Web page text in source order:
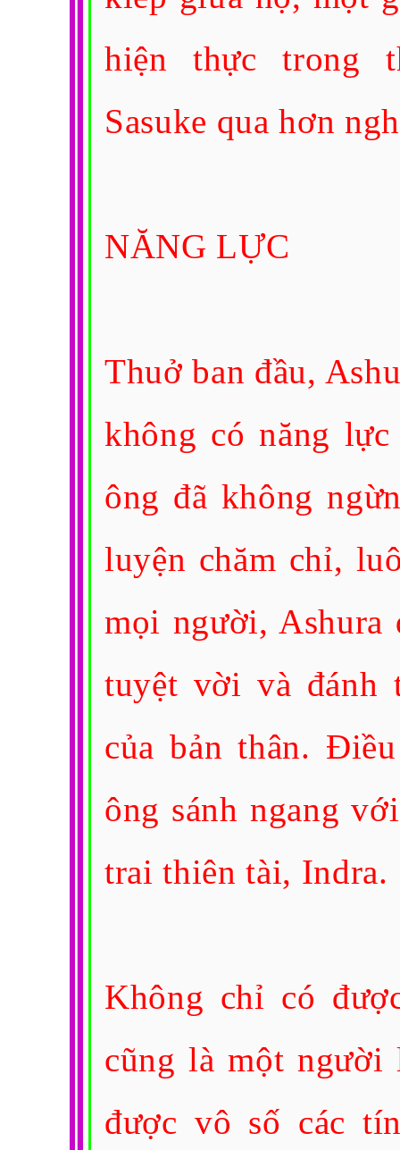
hiện thực trong
Sasuke qua hơn
NĂNG LỰC
Thuở ban đầu,
không có năng
ông đã không
luyện chăm chỉ,
mọi người, Ashura
tuyệt vời và đánh
của bản thân.
ông sánh ngang
trai thiên tài, Indra.
Không chỉ có
cũng là một người
được vô số các